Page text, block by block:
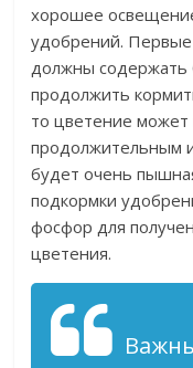
хорошее
удобрений.
должны содержать
продолжить
то цветение может
продолжительным
будет очень
подкормки
фосфор для
цветения.